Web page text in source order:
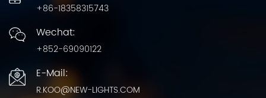
+86-18358315743
Wechat:
+852-69090122
E-Mail:
R.KOO@NEW-LIGHTS.COM